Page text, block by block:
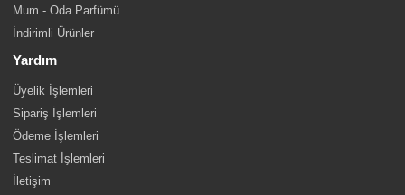
Mum - Oda Parfümü
İndirimli Ürünler
Yardım
Üyelik İşlemleri
Sipariş İşlemleri
Ödeme İşlemleri
Teslimat İşlemleri
İletişim